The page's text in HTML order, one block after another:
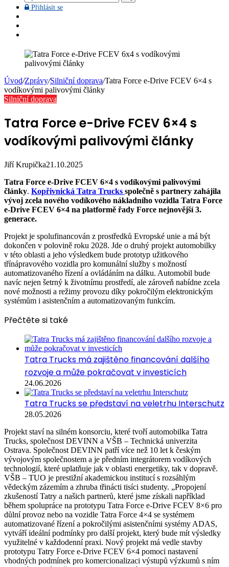
Vyhledávání
Přihlásit sePřihlásit
Úvod/Zprávy/Silniční doprava/Tatra Force e-Drive FCEV 6×4 s
vodíkovými palivovými články
Silniční doprava
Tatra Force e-Drive FCEV 6×4 s
vodíkovými palivovými články
Jiří Krupička21.10.2025
Tatra Force e-Drive FCEV 6×4 s vodíkovými palivovými
články. Kopřivnická Tatra Trucks společně s partnery zahájila
vývoj zcela nového vodíkového nákladního vozidla Tatra Force
e-Drive FCEV 6×4 na platformě řady Force nejnovější 3.
generace.
Projekt je spolufinancován z prostředků Evropské unie a má být
dokončen v polovině roku 2028. Jde o druhý projekt automobilky
v této oblasti a jeho výsledkem bude prototyp užitkového
třínápravového vozidla pro komunální služby s možností
automatizovaného řízení a ovládáním na dálku. Automobil bude
navíc nejen šetrný k životnímu prostředí, ale zároveň nabídne zcela
nové možnosti a režimy provozu díky pokročilým elektronickým
systémům i asistenčním a automatizovaným funkcím.
Přečtěte si také
Tatra Trucks má zajištěno financování dalšího
rozvoje a může pokračovat v investicích
24.06.2026
Tatra Trucks se představí na veletrhu Interschutz
28.05.2026
Projekt staví na silném konsorciu, které tvoří automobilka Tatra
Trucks, společnost DEVINN a VŠB – Technická univerzita
Ostrava. Společnost DEVINN patří více než 10 let k českým
vývojovým společnostem a je předním integrátorem vodíkových
technologií, které uplatňuje jak v oblasti energetiky, tak v dopravě.
VŠB – TUO je prestižní akademickou institucí s rozsáhlým
vědeckým zázemím a zhruba třinácti tisíci studenty. „Propojení
zkušeností Tatry a našich partnerů, které jsme získali například
během spolupráce na prototypu Tatra Force e-Drive FCEV 8×6 pro
důlní provoz nebo na vozidle Tatra Force 4×4 se systémem
automatizované řízení a pokročilými asistenčními systémy ADAS,
vytváří ideální podmínky pro další projekt, který bude mít výsledky
využitelné v každodenní praxi. Nový projekt má vedle stavby
prototypu Tatry Force e-Drive FCEV 6×4 pomoci nastavení
vhodných podmínek pro komercionalizaci výstupů výzkumů s ním